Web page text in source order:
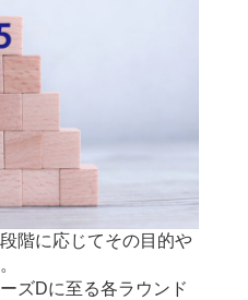
階に応じてその目的や
ズDに至る各ラウンド